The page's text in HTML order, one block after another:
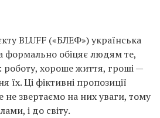
BLUFF («БЛЕФ») українська
формально обіцяє людям те,
хороше життя, гроші —
їх. Ці фіктивні пропозиції
звертаємо на них уваги, тому
і до світу.